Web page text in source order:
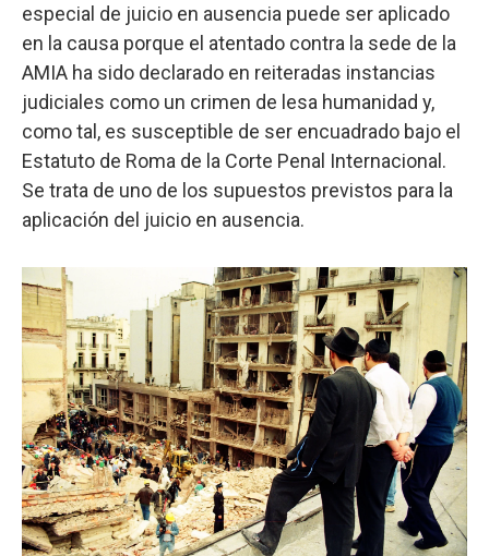
especial de juicio en ausencia puede ser aplicado
en la causa porque el atentado contra la sede de la
AMIA ha sido declarado en reiteradas instancias
judiciales como un crimen de lesa humanidad y,
como tal, es susceptible de ser encuadrado bajo el
Estatuto de Roma de la Corte Penal Internacional.
Se trata de uno de los supuestos previstos para la
aplicación del juicio en ausencia.